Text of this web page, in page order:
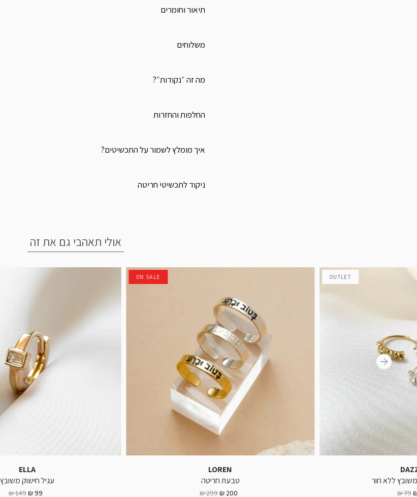
תיאור וחומרים
משלוחים
מה זה ״נקודות״?
החלפות והחזרות
איך מומלץ לשמור על התכשיטים?
ניקוד לתכשיטי חריטה
אולי תאהבי גם את זה
ELLA
עגיל חישוק משובץ
99 ₪
149 ₪
ON SALE
LOREN
טבעת חריטה
200 ₪
299 ₪
OUTLET
משובץ ללא חור
79 ₪